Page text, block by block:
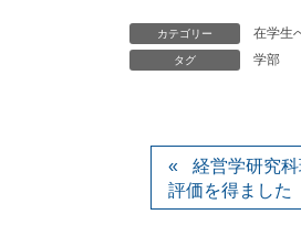
カテゴリー 在学生
タグ 学部
経営学研究
評価を得ました